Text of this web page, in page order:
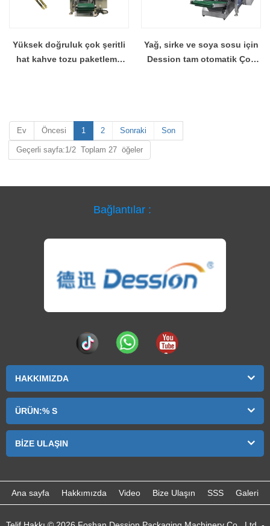
Yüksek doğruluk çok şeritli
hat kahve tozu paketleme
Yağ, sirke ve soya sosu için
Dession tam otomatik Çok
Ev Öncesi 1 2 Sonraki Son
Geçerli sayfa:1/2 Toplam 27 öğeler
Bağlantılar :
HAKKIMIZDA
ÜRÜN:% S
BIZE ULAŞIN
Ana sayfa Hakkımızda Video Bize Ulaşın SSS Galeri